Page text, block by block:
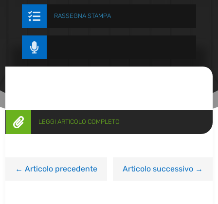
 RASSEGNA STAMPA

 LEGGI ARTICOLO COMPLETO
←Articolo precedente Articolo successivo→